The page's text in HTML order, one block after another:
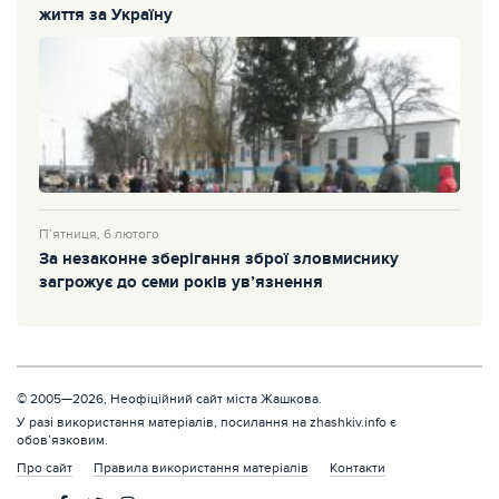
життя за Україну
П’ятниця, 6 лютого
За незаконне зберігання зброї зловмиснику
загрожує до семи років ув’язнення
© 2005—2026, Неофіційний сайт міста Жашкова.
У разі використання матеріалів, посилання на zhashkiv.info є
обов’язковим.
Про сайт
Правила використання матеріалів Контакти